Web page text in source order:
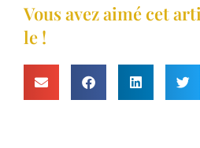
Vous avez aimé cet
le !